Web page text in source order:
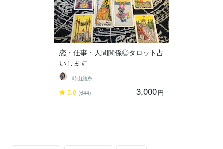
恋・仕事・人間関係◎タロット占
いします
時山結糸
5.0 (644) 3,000円